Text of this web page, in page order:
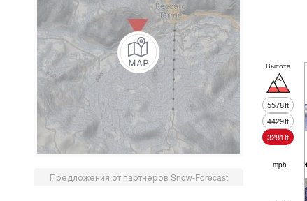
Предложения от партнеров Snow-Forecast
Высота
5578ft
4429ft
3281ft
mph